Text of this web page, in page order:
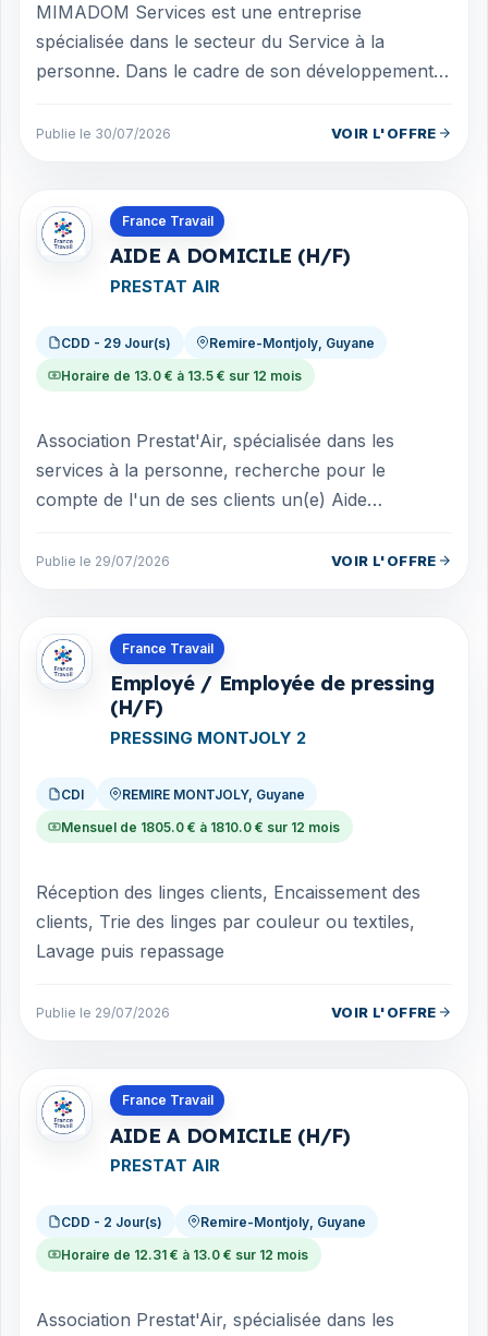
MIMADOM Services est une entreprise
spécialisée dans le secteur du Service à la
personne. Dans le cadre de son développement,
Administratif(...
Publie le 30/07/2026 VOIR L'OFFRE
France Travail
AIDE A DOMICILE (H/F)
PRESTAT AIR
CDD - 29 Jour(s) Remire-Montjoly, Guyane
Horaire de 13.0 € à 13.5 € sur 12 mois
Association Prestat'Air, spécialisée dans les
services à la personne, recherche pour le
compte de l'un de ses clients un(e) Aide
Publie le 29/07/2026 VOIR L'OFFRE
Offres en Guyane
France Travail
Employé / Employée de pressing
(H/F)
PRESSING MONTJOLY 2
CDI REMIRE MONTJOLY, Guyane
Mensuel de 1805.0 € à 1810.0 € sur 12 mois
Réception des linges clients, Encaissement des
clients, Trie des linges par couleur ou textiles,
Lavage puis repassage
Publie le 29/07/2026 VOIR L'OFFRE
Offres en Guyane
France Travail
AIDE A DOMICILE (H/F)
PRESTAT AIR
CDD - 2 Jour(s) Remire-Montjoly, Guyane
Horaire de 12.31 € à 13.0 € sur 12 mois
Association Prestat'Air, spécialisée dans les
Offres en Guyane